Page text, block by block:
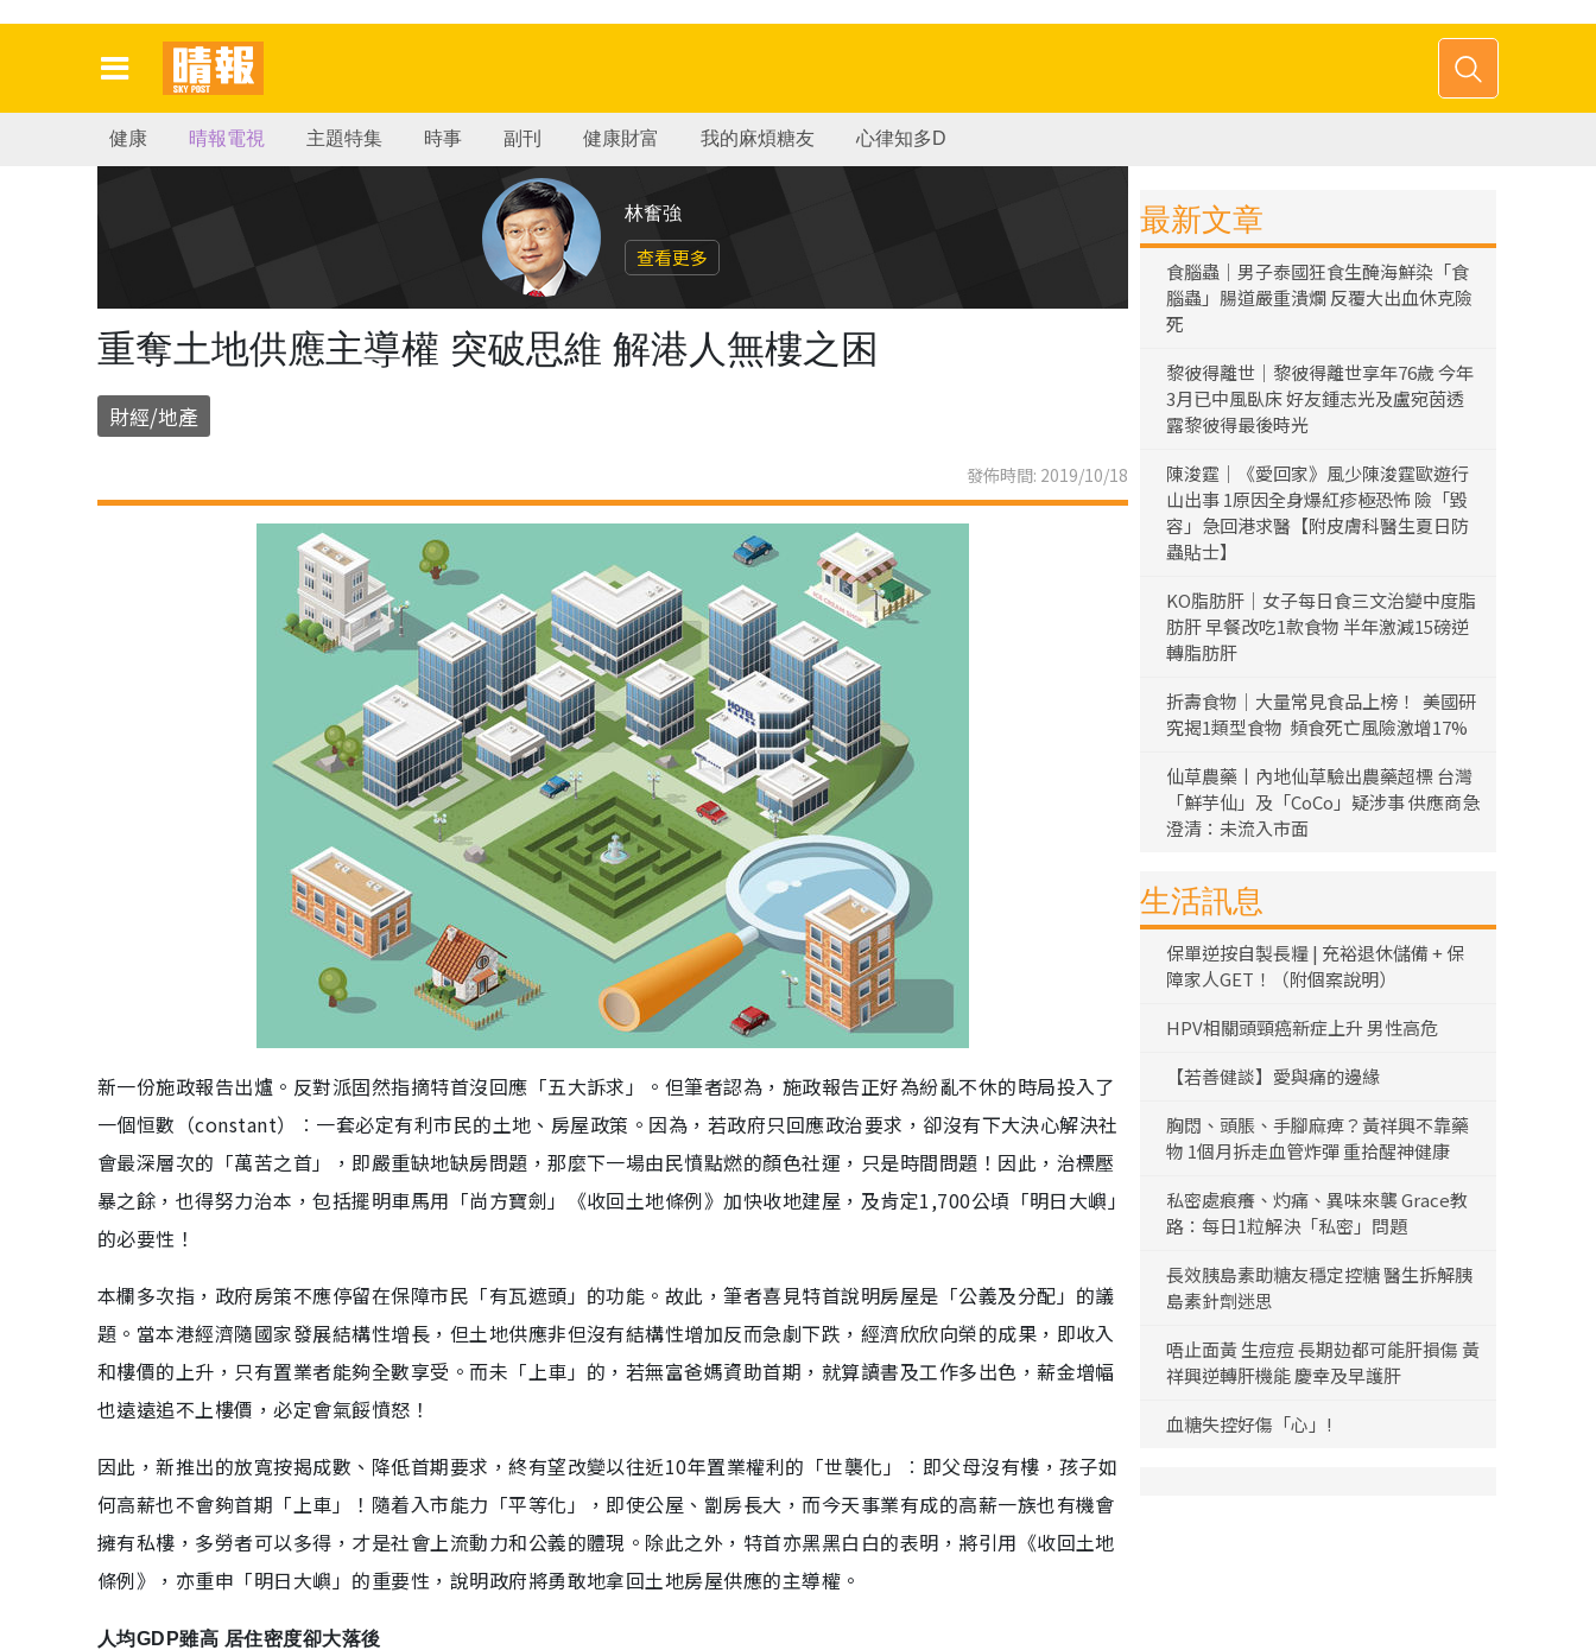
健康 晴報電視 主題特集 時事 副刊 健康財富 我的麻煩糖友 心律知多D
林奮強
查看更多
重奪土地供應主導權 突破思維 解港人無樓之困
財經/地產
發佈時間: 2019/10/18
新一份施政報告出爐。反對派固然指摘特首沒回應「五大訴求」。但筆者認為，施政報告正好為紛亂不休的時局投入了
一個恒數（constant）︰一套必定有利市民的土地、房屋政策。因為，若政府只回應政治要求，卻沒有下大決心解決社
會最深層次的「萬苦之首」，即嚴重缺地缺房問題，那麼下一場由民憤點燃的顏色社運，只是時間問題！因此，治標壓
暴之餘，也得努力治本，包括擺明車馬用「尚方寶劍」《收回土地條例》加快收地建屋，及肯定1,700公頃「明日大嶼」
的必要性！
本欄多次指，政府房策不應停留在保障市民「有瓦遮頭」的功能。故此，筆者喜見特首說明房屋是「公義及分配」的議
題。當本港經濟隨國家發展結構性增長，但土地供應非但沒有結構性增加反而急劇下跌，經濟欣欣向榮的成果，即收入
和樓價的上升，只有置業者能夠全數享受。而未「上車」的，若無富爸媽資助首期，就算讀書及工作多出色，薪金增幅
也遠遠追不上樓價，必定會氣餒憤怒！
因此，新推出的放寬按揭成數、降低首期要求，終有望改變以往近10年置業權利的「世襲化」︰即父母沒有樓，孩子如
何高薪也不會夠首期「上車」！隨着入市能力「平等化」，即使公屋、劏房長大，而今天事業有成的高薪一族也有機會
擁有私樓，多勞者可以多得，才是社會上流動力和公義的體現。除此之外，特首亦黑黑白白的表明，將引用《收回土地
條例》，亦重申「明日大嶼」的重要性，說明政府將勇敢地拿回土地房屋供應的主導權。
人均GDP雖高 居住密度卻大落後
最新文章
食腦蟲｜男子泰國狂食生醃海鮮染「食
腦蟲」腸道嚴重潰爛 反覆大出血休克險
死
黎彼得離世｜黎彼得離世享年76歲 今年
3月已中風臥床 好友鍾志光及盧宛茵透
露黎彼得最後時光
陳浚霆｜《愛回家》風少陳浚霆歐遊行
山出事 1原因全身爆紅疹極恐怖 險「毀
容」急回港求醫【附皮膚科醫生夏日防
蟲貼士】
KO脂肪肝｜女子每日食三文治變中度脂
肪肝 早餐改吃1款食物 半年激減15磅逆
轉脂肪肝
折壽食物｜大量常見食品上榜！ 美國研
究揭1類型食物 頻食死亡風險激增17%
仙草農藥丨內地仙草驗出農藥超標 台灣
「鮮芋仙」及「CoCo」疑涉事 供應商急
澄清：未流入市面
生活訊息
保單逆按自製長糧 | 充裕退休儲備 + 保
障家人GET！（附個案說明）
HPV相關頭頸癌新症上升 男性高危
【若善健談】愛與痛的邊緣
胸悶、頭脹、手腳麻痺？黃祥興不靠藥
物 1個月拆走血管炸彈 重拾醒神健康
私密處痕癢、灼痛、異味來襲 Grace教
路：每日1粒解決「私密」問題
長效胰島素助糖友穩定控糖 醫生拆解胰
島素針劑迷思
唔止面黃 生痘痘 長期攰都可能肝損傷 黃
祥興逆轉肝機能 慶幸及早護肝
血糖失控好傷「心」!